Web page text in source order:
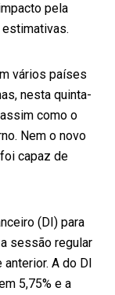
pela
estimativas.
vários países
nesta quinta-
como o
Nem o novo
capaz de
(DI) para
sessão regular
A do DI
5,75% e a